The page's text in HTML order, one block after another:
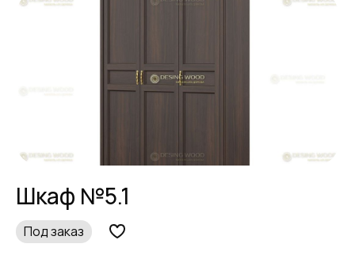
Шкаф №5.1
Под заказ